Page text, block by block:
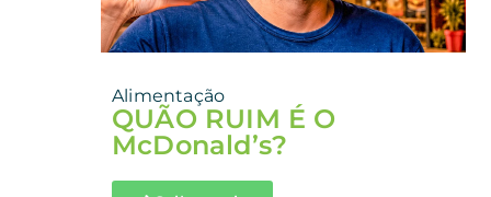
Alimentação
QUÃO RUIM É O
McDonald’s?